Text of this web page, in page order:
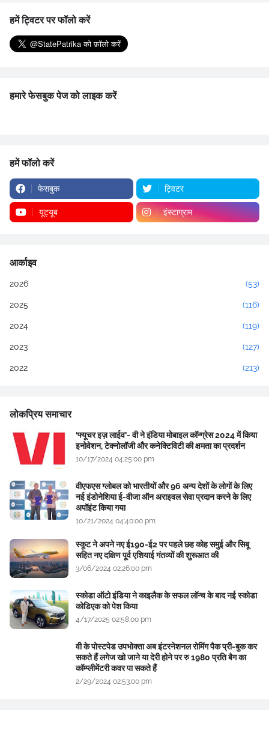
हमें ट्विटर पर फॉलो करें
हमारे फेसबुक पेज को लाइक करें
हमें फॉलो करें
फेसबुक ट्विटर
यूट्यूब इंस्टाग्राम
आर्काइव
2026 (53)
2025 (116)
2024 (119)
2023 (127)
2022 (213)
लोकप्रिय समाचार
‘फ्यूचर इज़ लाईव’- वी ने इंडिया मोबाइल कॉन्ग्रेस 2024 में किया
इनोवेशन, टेक्नोलॉजी और कनेक्टिविटी की क्षमता का प्रदर्शन
10/17/2024 04:25:00 pm
वीएफएस ग्लोबल को भारतीयों और 96 अन्य देशों के लोगों के लिए
नई इंडोनेशिया ई-वीजा ऑन अराइवल सेवा प्रदान करने के लिए
अपॉइंट किया गया
10/21/2024 04:40:00 pm
स्कूट ने अपने नए ई190-ई2 पर पहले छह कोह समुई और सिबू
सहित नए दक्षिण पूर्व एशियाई गंतव्यों की शुरूआत की
3/06/2024 02:26:00 pm
स्कोडा ऑटो इंडिया ने काइलैक के सफल लॉन्च के बाद नई स्कोडा
कोडिएक को पेश किया
4/17/2025 02:58:00 pm
वी के पोस्टपेड उपभोक्ता अब इंटरनेशनल रोमिंग पैक प्री-बुक कर
सकते हैं लगेज खो जाने या देरी होने पर रु 1980 प्रति बैग का
कॉम्प्लीमेंटरी कवर पा सकते हैं
2/29/2024 02:53:00 pm